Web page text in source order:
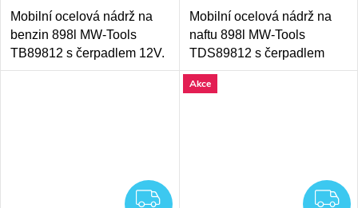
Mobilní ocelová nádrž na
benzin 898l MW-Tools
TB89812 s čerpadlem 12V.
V souladu s ADR pro
Mobilní ocelová nádrž na
naftu 898l MW-Tools
TDS89812 s čerpadlem
12V.V souladu s ADR pro
silniční dopravu
ZDARMA
Akce